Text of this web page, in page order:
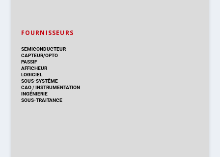
FOURNISSEURS
SEMICONDUCTEUR
CAPTEUR/OPTO
PASSIF
AFFICHEUR
LOGICIEL
SOUS-SYSTÈME
CAO/INSTRUMENTATION
INGÉNIERIE
SOUS-TRAITANCE